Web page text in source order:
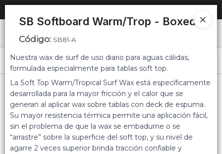
SB Softboard Warm/Trop - Boxed
Código: SB81-A
Nuestra wax de surf de uso diario para aguas cálidas,
formulada especialmente para tablas soft top.
La Soft Top Warm/Tropical Surf Wax está específicamente
desarrollada para la mayor fricción y el calor que se
generan al aplicar wax sobre tablas con deck de espuma.
Su mayor resistencia térmica permite una aplicación fácil,
sin el problema de que la wax se embadurne o se
“arrastre” sobre la superficie del soft top, y su nivel de
agarre 2 veces superior brinda tracción confiable y
PUNTOS DE VENTA
CÓMO COMPRAR
QUIÉNES SOMOS
CONTACTO
Menú
Lista vacía